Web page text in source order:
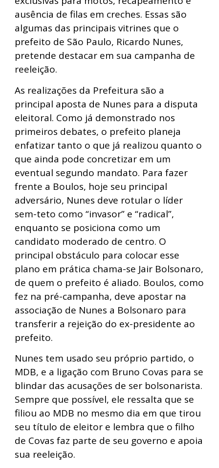
ausência de filas em creches. Essas são
algumas das principais vitrines que o
prefeito de São Paulo, Ricardo Nunes,
pretende destacar em sua campanha de
reeleição.
As realizações da Prefeitura são a
principal aposta de Nunes para a disputa
eleitoral. Como já demonstrado nos
primeiros debates, o prefeito planeja
enfatizar tanto o que já realizou quanto o
que ainda pode concretizar em um
eventual segundo mandato. Para fazer
frente a Boulos, hoje seu principal
adversário, Nunes deve rotular o líder
sem-teto como “invasor” e “radical”,
enquanto se posiciona como um
candidato moderado de centro. O
principal obstáculo para colocar esse
plano em prática chama-se Jair Bolsonaro,
de quem o prefeito é aliado. Boulos, como
fez na pré-campanha, deve apostar na
associação de Nunes a Bolsonaro para
transferir a rejeição do ex-presidente ao
prefeito.
Nunes tem usado seu próprio partido, o
MDB, e a ligação com Bruno Covas para se
blindar das acusações de ser bolsonarista.
Sempre que possível, ele ressalta que se
filiou ao MDB no mesmo dia em que tirou
seu título de eleitor e lembra que o filho
de Covas faz parte de seu governo e apoia
sua reeleição.